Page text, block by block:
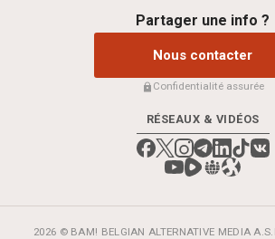
Partager une info ?
Nous contacter
Confidentialité assurée
RÉSEAUX & VIDÉOS
2026 © BAM! BELGIAN ALTERNATIVE MEDIA